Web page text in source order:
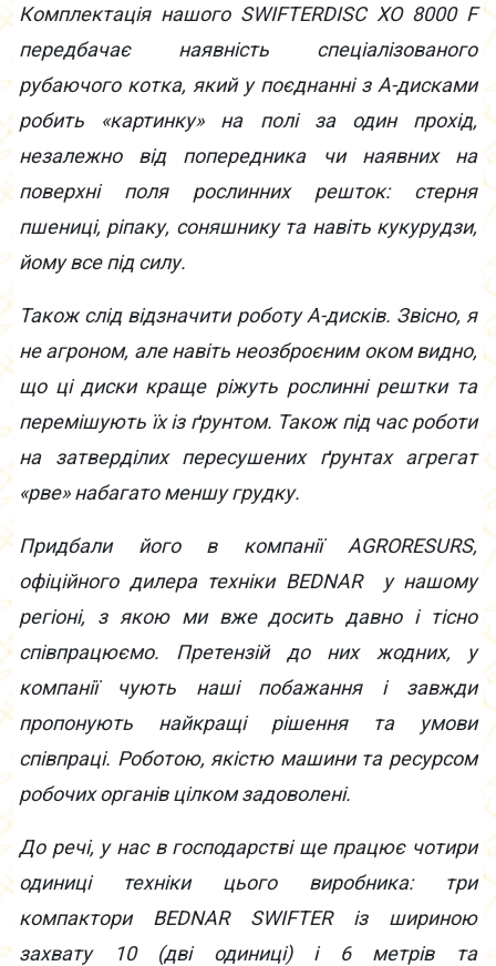
Комплектація нашого SWIFTERDISC XO 8000 F
передбачає наявність спеціалізованого
рубаючого котка, який у поєднанні з А-дисками
робить «картинку» на полі за один прохід,
незалежно від попередника чи наявних на
поверхні поля рослинних решток: стерня
пшениці, ріпаку, соняшнику та навіть кукурудзи,
йому все під силу.
Також слід відзначити роботу А-дисків. Звісно, я
не агроном, але навіть неозброєним оком видно,
що ці диски краще ріжуть рослинні рештки та
перемішують їх із ґрунтом. Також під час роботи
на затверділих пересушених ґрунтах агрегат
«рве» набагато меншу грудку.
Придбали його в компанії AGRORESURS,
офіційного дилера техніки BEDNAR у нашому
регіоні, з якою ми вже досить давно і тісно
співпрацюємо. Претензій до них жодних, у
компанії чують наші побажання і завжди
пропонують найкращі рішення та умови
співпраці. Роботою, якістю машини та ресурсом
робочих органів цілком задоволені.
До речі, у нас в господарстві ще працює чотири
одиниці техніки цього виробника: три
компактори BEDNAR SWIFTER із шириною
захвату 10 (дві одиниці) і 6 метрів та